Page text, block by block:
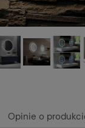
Opinie o